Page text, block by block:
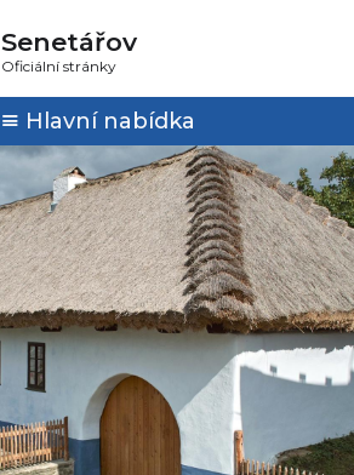
Senetářov
Oficiální stránky
Hlavní nabídka